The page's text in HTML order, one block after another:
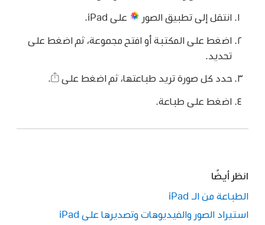
انتقل إلى تطبيق الصور على iPad.
اضغط على المكتبة أو افتح مجموعة، ثم اضغط على
تحديد.
حدد كل صورة تريد طباعتها، ثم اضغط على
اضغط على طباعة.
انظر أيضًا
الطباعة من الـ iPad
استيراد الصور والفيديوهات وتصديرها على iPad